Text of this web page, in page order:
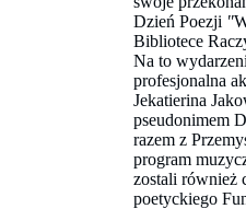
Dzień Poezji "
Bibliotece
Na to
profesjonalna
Jekatierina
pseudonimem
razem z
program
zostali również
poetyckiego